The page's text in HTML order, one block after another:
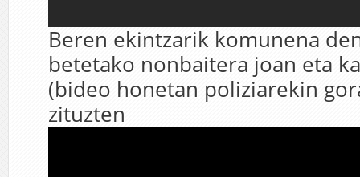
Beren ekintzarik komunena
betetako nonbaitera joan eta
(bideo honetan poliziarekin
zituzten